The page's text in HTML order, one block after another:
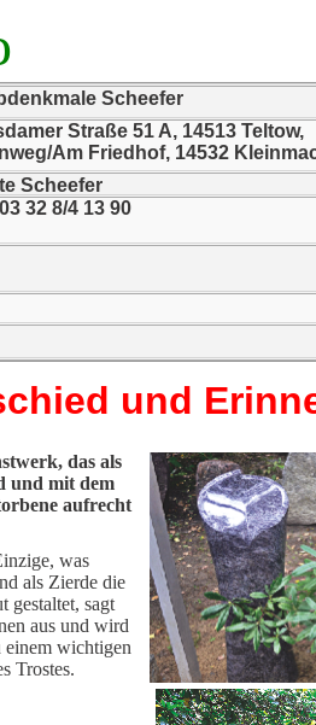
das als
und mit dem
aufrecht
was
als Zierde die
gestaltet, sagt
aus und wird
wichtigen
Trostes.
und
Scheefer
Straße 51 A, 14513 Teltow,
Am Friedhof, 14532
Scheefer
32 8/4 13 90